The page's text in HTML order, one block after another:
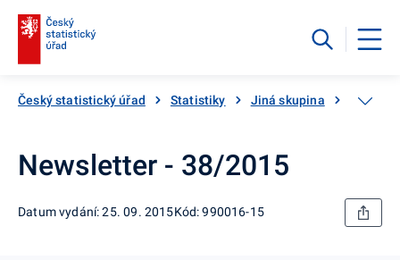
Český statistický úřad Statistiky Jiná skupina
Newsletter - 38/2015
Datum vydání: 25. 09. 2015Kód: 990016-15